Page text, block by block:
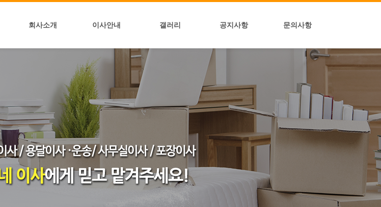
회사소개 이사안내 갤러리 공지사항 문의사항